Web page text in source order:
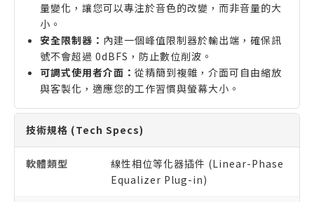
量變化，讓您可以專注於音色的改變，而非音量的大
小。
安全限制器： 內建一個峰值限制器於輸出端，確保訊
號不會超過 0dBFS，防止數位削波。
可調式使用者介面： 從精簡到複雜，介面可自由縮放
與客製化，適應您的工作習慣與螢幕大小。
技術規格 (Tech Specs)
軟體類型
線性相位等化器插件 (Linear-Phase
Equalizer Plug-in)